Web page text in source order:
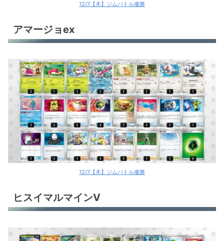
12/7【木】ジムバトル優勝
アマージョex
12/7【木】ジムバトル優勝
ヒスイマルマインV